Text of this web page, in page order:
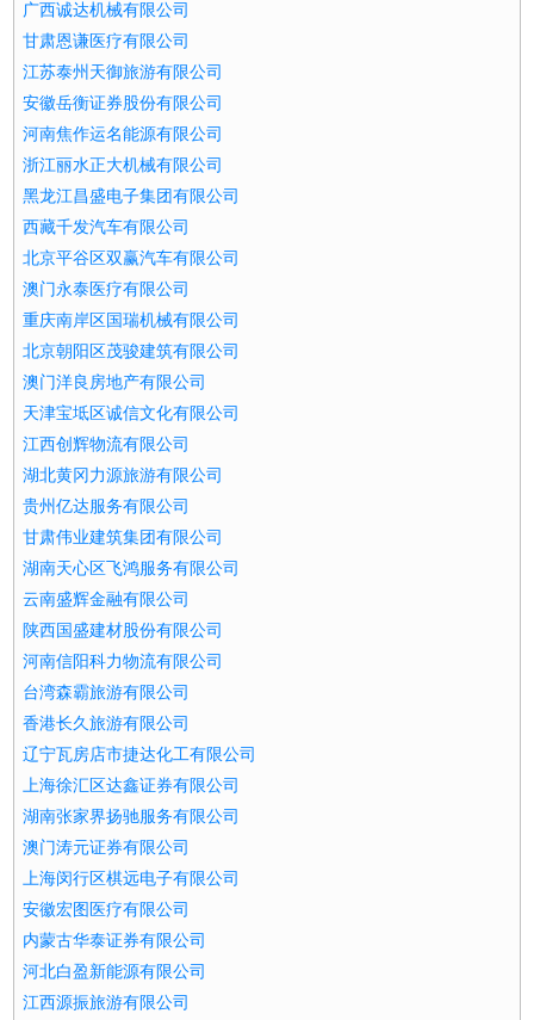
广西诚达机械有限公司
甘肃恩谦医疗有限公司
江苏泰州天御旅游有限公司
安徽岳衡证券股份有限公司
河南焦作运名能源有限公司
浙江丽水正大机械有限公司
黑龙江昌盛电子集团有限公司
西藏千发汽车有限公司
北京平谷区双赢汽车有限公司
澳门永泰医疗有限公司
重庆南岸区国瑞机械有限公司
北京朝阳区茂骏建筑有限公司
澳门洋良房地产有限公司
天津宝坻区诚信文化有限公司
江西创辉物流有限公司
湖北黄冈力源旅游有限公司
贵州亿达服务有限公司
甘肃伟业建筑集团有限公司
湖南天心区飞鸿服务有限公司
云南盛辉金融有限公司
陕西国盛建材股份有限公司
河南信阳科力物流有限公司
台湾森霸旅游有限公司
香港长久旅游有限公司
辽宁瓦房店市捷达化工有限公司
上海徐汇区达鑫证券有限公司
湖南张家界扬驰服务有限公司
澳门涛元证券有限公司
上海闵行区棋远电子有限公司
安徽宏图医疗有限公司
内蒙古华泰证券有限公司
河北白盈新能源有限公司
江西源振旅游有限公司